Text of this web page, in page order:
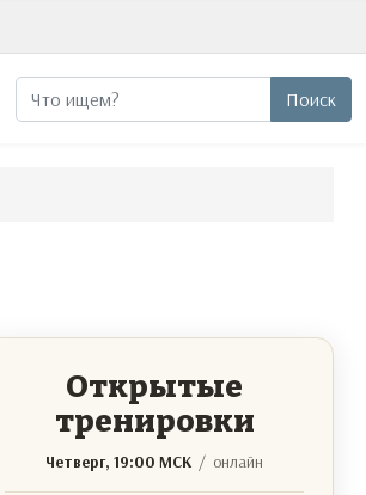
Поиск Поиск
Открытые
тренировки
Четверг, 19:00 МСК / онлайн